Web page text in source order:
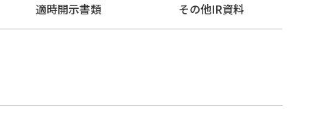
適時開示書類 その他IR資料